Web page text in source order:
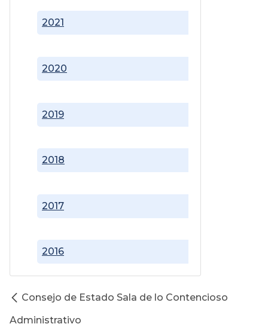
2016
2017
2018
2019
2020
2021
Consejo de Estado Sala de lo Contencioso
Administrativo